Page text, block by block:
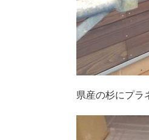
県産の杉にプラ